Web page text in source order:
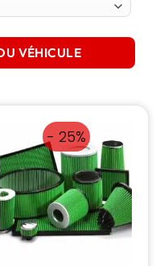
VÉHICULE
- 25%